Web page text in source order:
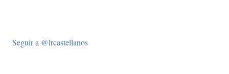
Seguir a @lrcastellanos